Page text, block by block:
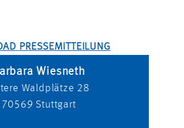
PRESSEMITTEILUNG
Wiesneth
Waldplätze 28
70569 Stuttgart